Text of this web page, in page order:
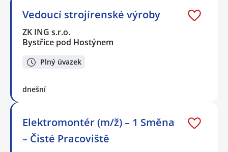
Vedoucí strojírenské výroby
ZK ING s.r.o.
Bystřice pod Hostýnem
Plný úvazek
dnešní
Elektromontér (m/ž) – 1 Směna
– Čisté Pracoviště